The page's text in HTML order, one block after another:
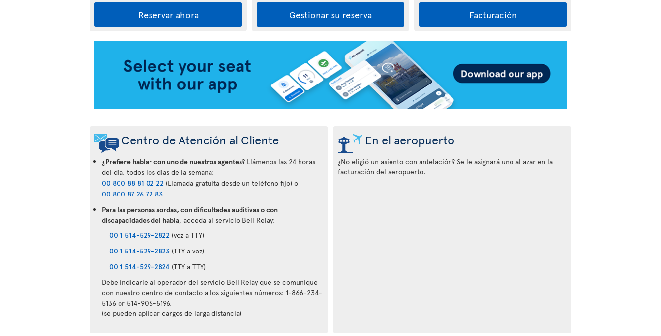
Reservar ahora Gestionar su reserva Facturación
Centro de Atención al Cliente
¿Prefiere hablar con uno de nuestros agentes? Llámenos las 24 horas
del día, todos los días de la semana:
00 800 88 81 02 22 (Llamada gratuita desde un teléfono fijo) o
00 800 87 26 72 83
Para las personas sordas, con dificultades auditivas o con
discapacidades del habla, acceda al servicio Bell Relay:
00 1 514-529-2822 (voz a TTY)
00 1 514-529-2823 (TTY a voz)
00 1 514-529-2824 (TTY a TTY)
Debe indicarle al operador del servicio Bell Relay que se comunique
con nuestro centro de contacto a los siguientes números: 1-866-234-
5136 or 514-906-5196.
(se pueden aplicar cargos de larga distancia)
En el aeropuerto
¿No eligió un asiento con antelación? Se le asignará uno al azar en la
facturación del aeropuerto.